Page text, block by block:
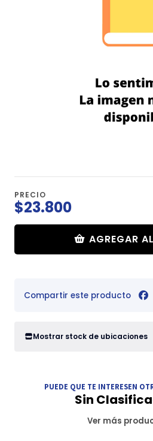
PRECIO
$23.800
AGREGAR
Compartir este producto
Mostrar stock de ubicaciones
PUEDE QUE TE INTERESEN
Sin
Ver más